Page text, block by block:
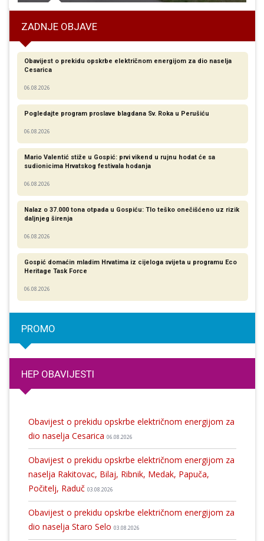
ZADNJE OBJAVE
Obavijest o prekidu opskrbe električnom energijom za dio naselja
Cesarica
06.08.2026
Pogledajte program proslave blagdana Sv. Roka u Perušiću
06.08.2026
Mario Valentić stiže u Gospić: prvi vikend u rujnu hodat će sa
sudionicima Hrvatskog festivala hodanja
06.08.2026
Nalaz o 37.000 tona otpada u Gospiću: Tlo teško onečišćeno uz rizik
daljnjeg širenja
06.08.2026
Gospić domaćin mladim Hrvatima iz cijeloga svijeta u programu Eco
Heritage Task Force
06.08.2026
PROMO
HEP OBAVIJESTI
Obavijest o prekidu opskrbe električnom energijom za
dio naselja Cesarica 06.08.2026
Obavijest o prekidu opskrbe električnom energijom za
naselja Rakitovac, Bilaj, Ribnik, Medak, Papuča,
Počitelj, Raduč 03.08.2026
Obavijest o prekidu opskrbe električnom energijom za
dio naselja Staro Selo 03.08.2026